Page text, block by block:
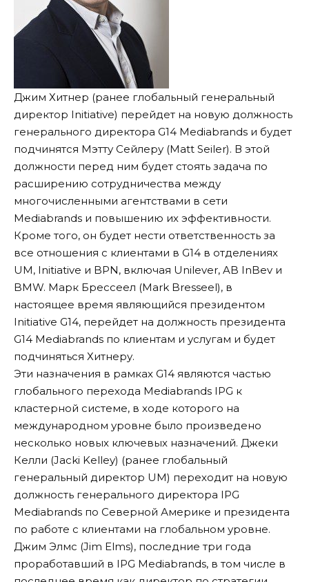
Джим Хитнер (ранее глобальный генеральный
директор Initiative) перейдет на новую должность
генерального директора G14 Mediabrands и будет
подчинятся Мэтту Сейлеру (Matt Seiler). В этой
должности перед ним будет стоять задача по
расширению сотрудничества между
многочисленными агентствами в сети
Mediabrands и повышению их эффективности.
Кроме того, он будет нести ответственность за
все отношения с клиентами в G14 в отделениях
UM, Initiative и BPN, включая Unilever, AB InBev и
BMW. Марк Брессеел (Mark Bresseel), в
настоящее время являющийся президентом
Initiative G14, перейдет на должность президента
G14 Mediabrands по клиентам и услугам и будет
подчиняться Хитнеру.
Эти назначения в рамках G14 являются частью
глобального перехода Mediabrands IPG к
кластерной системе, в ходе которого на
международном уровне было произведено
несколько новых ключевых назначений. Джеки
Келли (Jacki Kelley) (ранее глобальный
генеральный директор UM) переходит на новую
должность генерального директора IPG
Mediabrands по Северной Америке и президента
по работе с клиентами на глобальном уровне.
Джим Элмс (Jim Elms), последние три года
проработавший в IPG Mediabrands, в том числе в